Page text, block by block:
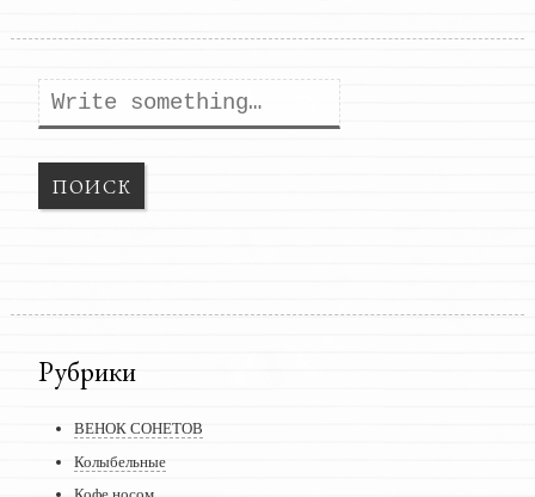
Поиск
Рубрики
ВЕНОК СОНЕТОВ
Колыбельные